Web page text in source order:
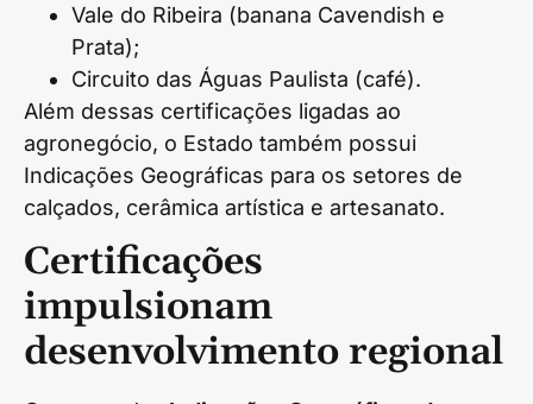
Vale do Ribeira (banana Cavendish e
Prata);
Circuito das Águas Paulista (café).
Além dessas certificações ligadas ao
agronegócio, o Estado também possui
Indicações Geográficas para os setores de
calçados, cerâmica artística e artesanato.
Certificações
impulsionam
desenvolvimento regional